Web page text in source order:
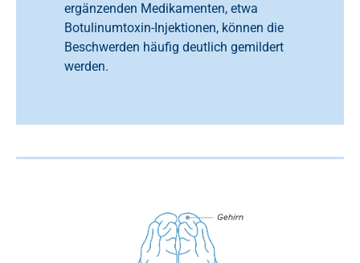
ergänzenden Medikamenten, etwa
Botulinumtoxin-Injektionen, können die
Beschwerden häufig deutlich gemildert
werden.